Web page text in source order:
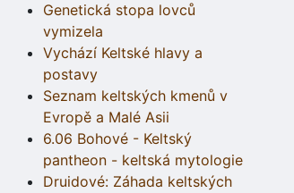
Genetická stopa lovců
vymizela
Vychází Keltské hlavy a
postavy
Seznam keltských kmenů v
Evropě a Malé Asii
6.06 Bohové - Keltský
pantheon - keltská mytologie
Druidové: Záhada keltských